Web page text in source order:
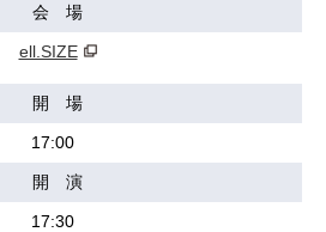
会 場
ell.SIZE
開 場
17:00
開 演
17:30